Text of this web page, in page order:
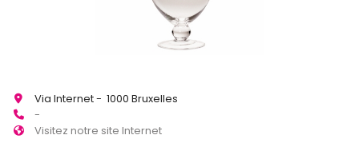
Via Internet - 1000 Bruxelles
-
Visitez notre site Internet